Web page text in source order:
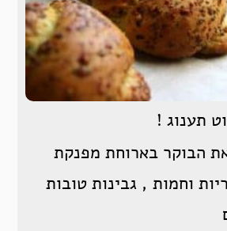
תענוג !
הבוקר בארוחת מפנקת
וחמות , גבינות טובות